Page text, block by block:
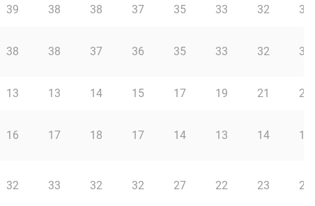
39 38 38 37 35 33 32 31
38 38 37 36 35 33 32 31
13 13 14 15 17 19 21 23
16 17 18 17 14 13 14 10
32 33 32 32 27 22 23 22